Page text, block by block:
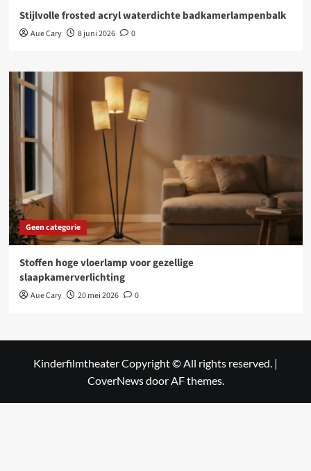
Stijlvolle frosted acryl waterdichte badkamerlampenbalk
Aue Cary 8 juni 2026 0
Geen categorie
Stoffen hoge vloerlamp voor gezellige
slaapkamerverlichting
Aue Cary 20 mei 2026 0
Kinderfilmtheater Copyright © All rights reserved. |
CoverNewsdoor AF themes.